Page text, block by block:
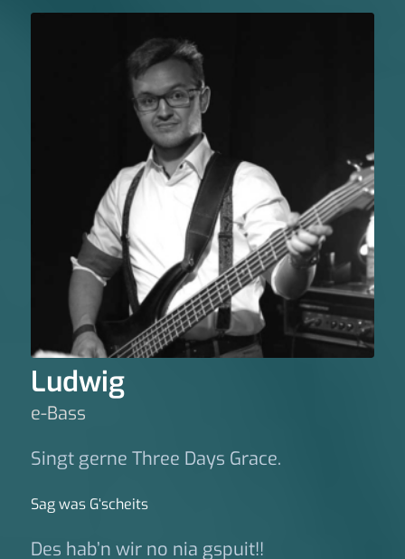
Ludwig
e-Bass
Singt gerne Three Days Grace.
Sag was G‘scheits
Des hab’n wir no nia gspuit!!